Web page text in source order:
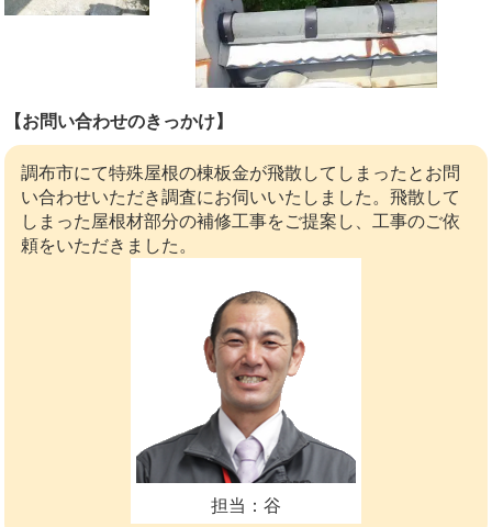
【お問い合わせのきっかけ】
調布市にて特殊屋根の棟板金が飛散してしまったとお問
い合わせいただき調査にお伺いいたしました。飛散して
しまった屋根材部分の補修工事をご提案し、工事のご依
頼をいただきました。
担当：谷